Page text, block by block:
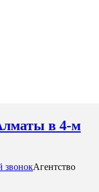
в 4-м
звонокАгентство